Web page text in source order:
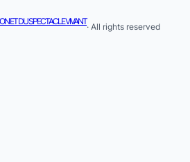
ET DU SPECTACLE VIVANT
· All rights reserved